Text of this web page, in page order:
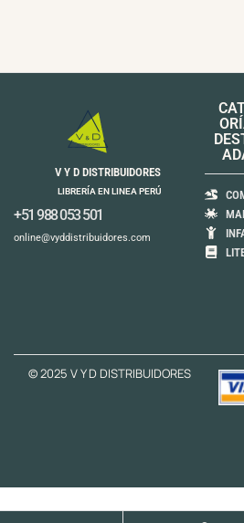
V Y D DISTRIBUIDORES
LIBRERÍA EN LINEA PERÚ
+51 988 053 501
online@vyddistribuidores.com
© 2025 V Y D DISTRIBUIDORES